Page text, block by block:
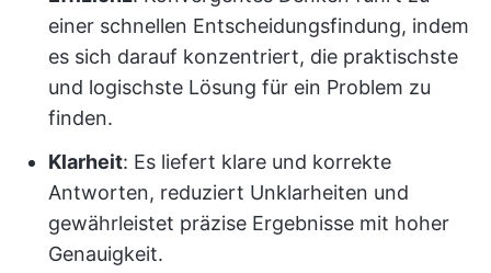
einer schnellen Entscheidungsfindung, indem
es sich darauf konzentriert, die praktischste
und logischste Lösung für ein Problem zu
finden.
Klarheit: Es liefert klare und korrekte
Antworten, reduziert Unklarheiten und
gewährleistet präzise Ergebnisse mit hoher
Genauigkeit.